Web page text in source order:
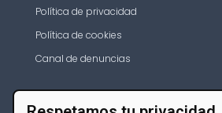
Política de privacidad
Política de cookies
Canal de denuncias